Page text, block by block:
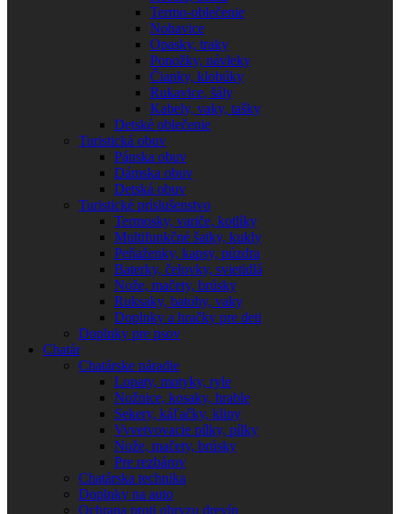
Termo-oblečenie
Nohavice
Opasky, traky
Ponožky, návleky
Čiapky, klobúky
Rukavice, šály
Kabely, vaky, tašky
Detské oblečenie
Turistická obuv
Pánska obuv
Dámska obuv
Detská obuv
Turistické príslušenstvo
Termosky, variče, kotlíky
Multifunkčné šatky, kukly
Peňaženky, kapsy, púzdra
Baterky, čelovky, svietidlá
Nože, mačety, brúsky
Ruksaky, batohy, vaky
Doplnky a hračky pre deti
Doplnky pre psov
Chatár
Chatárske náradie
Lopaty, motyky, ryle
Nožnice, kosaky, hrable
Sekery, káľačky, kliny
Vyvetvovacie pílky, pílky
Nože, mačety, brúsky
Pre rezbárov
Chatárska technika
Doplnky na auto
Ochrana proti ohryzu drevín